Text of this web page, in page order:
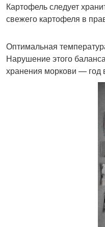
Картофель следует
свежего картофеля в
Оптимальная
Нарушение этого
хранения моркови — год